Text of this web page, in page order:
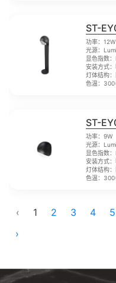
ST-
功率：12W
光源：
显色指数
安装方式
灯体结构
色温：
ST-
功率：9W
光源：
显色指数
安装方式
灯体结构
色温：
‹ 1 2 3 4 5
›